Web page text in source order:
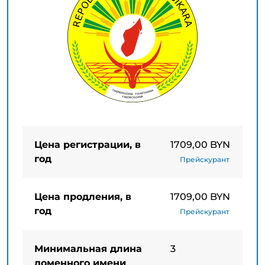
Цена регистрации, в
год
1709,00 BYN
Прейскурант
Цена продления, в
год
1709,00 BYN
Прейскурант
Минимальная длина
3